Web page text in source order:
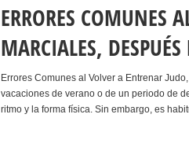
ERRORES COMUNES
MARCIALES,
Errores Comunes al Volver a Entrenar
vacaciones de verano o de un periodo de
ritmo y la forma física. Sin embargo, es